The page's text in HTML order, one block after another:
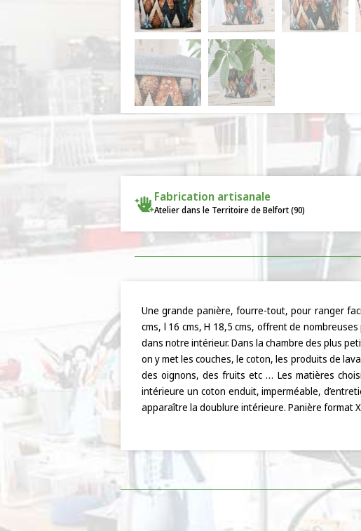
Fabrication artisanale
Atelier dans le Territoire de Belfort (90)
Une grande panière, fourre-tout, pour ranger
cms, l 16 cms, H 18,5 cms, offrent de
dans notre intérieur. Dans la chambre des plus
on y met les couches, le coton, les produits de
des oignons, des fruits etc … Les matières
intérieure un coton enduit, imperméable,
apparaître la doublure intérieure. Panière format